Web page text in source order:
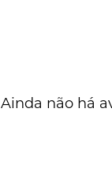
Ainda não há